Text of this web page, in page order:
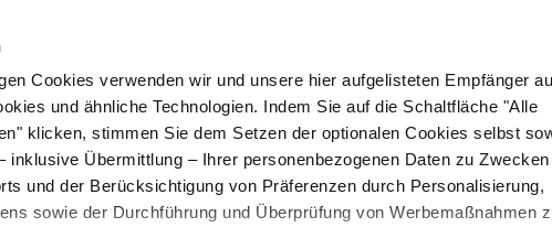
Cookies verwenden wir und unsere hier aufgelisteten Empfänger
und ähnliche Technologien. Indem Sie auf die Schaltfläche "Alle
klicken, stimmen Sie dem Setzen der optionalen Cookies selbst
inklusive Übermittlung – Ihrer personenbezogenen Daten zu
und der Berücksichtigung von Präferenzen durch Personalisierung,
sowie der Durchführung und Überprüfung von Werbemaßnahmen
Stahl Nachhaltigkeit Karriere Standorte